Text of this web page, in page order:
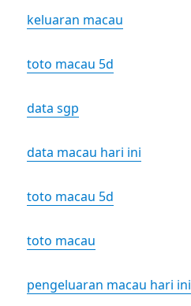
keluaran macau
toto macau 5d
data sgp
data macau hari ini
toto macau 5d
toto macau
pengeluaran macau hari ini